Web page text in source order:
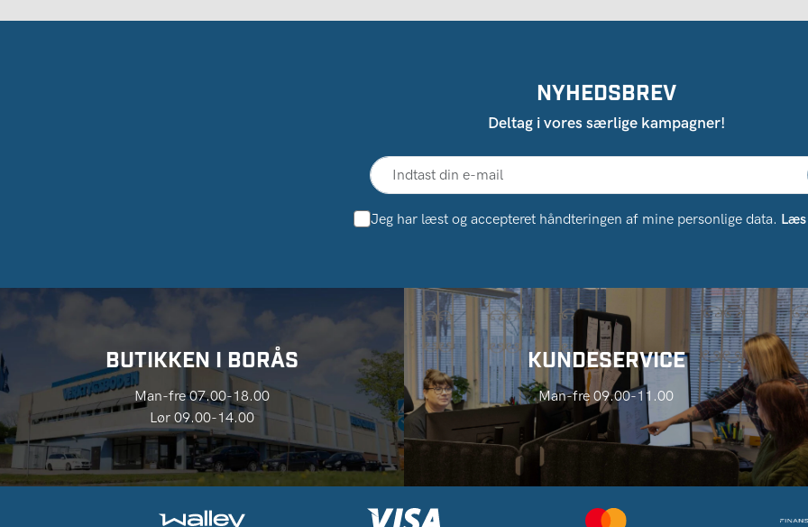
NYHEDSBREV
Deltag i vores særlige kampagner!
Jeg har læst og accepteret håndteringen af ​​mine personlige data.
BUTIKKEN I BORÅS
Man-fre 07.00-18.00
Lør 09.00-14.00
KUNDESERVICE
Man-fre 09.00-11.00